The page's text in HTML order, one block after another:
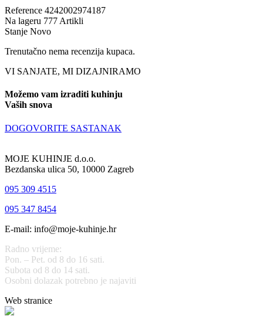
Reference 4242002974187
Na lageru 777 Artikli
Stanje Novo
Trenutačno nema recenzija kupaca.
VI SANJATE, MI DIZAJNIRAMO
Možemo vam izraditi kuhinju
Vaših snova
DOGOVORITE SASTANAK
MOJE KUHINJE d.o.o.
Bezdanska ulica 50, 10000 Zagreb
095 309 4515
095 347 8454
E-mail: info@moje-kuhinje.hr
Radno vrijeme:
Pon. – Pet. od 8 do 16 sati.
Subota od 8 do 14 sati.
Osobni dolazak potrebno je najaviti
Web stranice